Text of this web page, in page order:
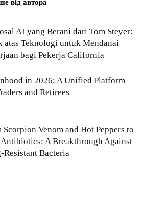
від автора
AI yang Berani dari Tom Steyer:
atas Teknologi untuk Mendanai
bagi Pekerja California
in 2026: A Unified Platform
and Retirees
Scorpion Venom and Hot Peppers to
A Breakthrough Against
Resistant Bacteria